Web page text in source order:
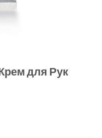
для Рук